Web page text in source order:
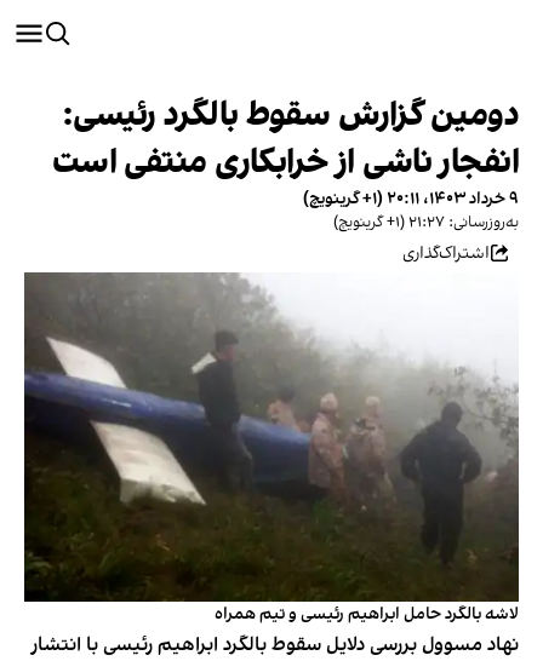
دومین گزارش سقوط بالگرد رئیسی:
انفجار ناشی از خرابکاری منتفی است
۹ خرداد ۱۴۰۳، ۲۰:۱۱ (‎+۱ گرینویچ)
به‌روزرسانی: ۲۱:۲۷ (‎+۱ گرینویچ)
اشتراک‌گذاری
لاشه بالگرد حامل ابراهیم رئیسی و تیم همراه
نهاد مسوول بررسی دلایل سقوط بالگرد ابراهیم رئیسی با انتشار